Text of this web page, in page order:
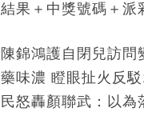
結果＋中獎號碼＋派
陳錦鴻護自閉兒訪問
藥味濃 瞪眼扯火反
民怒轟顏聯武：以為